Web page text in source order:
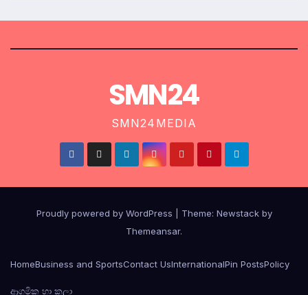
SMN24
SMN24MEDIA
Proudly powered by WordPress Theme: Newstackby
Themeansar.
HomeBusiness and SportsContact UsInternationalPin PostsPolicy
ආගමික හා කලා